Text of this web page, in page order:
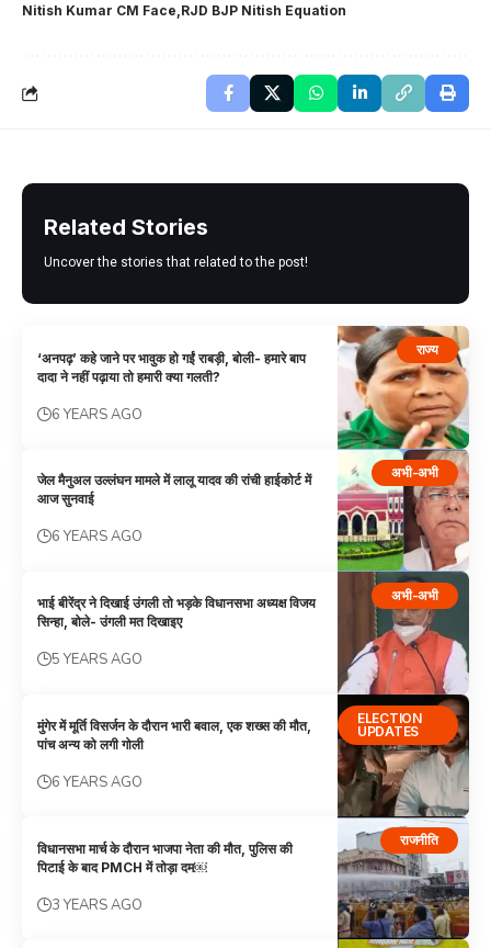
Nitish Kumar CM Face RJD BJP Nitish Equation
Related Stories
Uncover the stories that related to the post!
राज्य
‘अनपढ़’ कहे जाने पर भावुक हो गईं राबड़ी, बोली- हमारे बाप
दादा ने नहीं पढ़ाया तो हमारी क्या गलती?
6 YEARS AGO
अभी-अभी
जेल मैनुअल उल्लंघन मामले में लालू यादव की रांची हाईकोर्ट में
आज सुनवाई
6 YEARS AGO
अभी-अभी
भाई बीरेंद्र ने दिखाई उंगली तो भड़के विधानसभा अध्यक्ष विजय
सिन्हा, बोले- उंगली मत दिखाइए
5 YEARS AGO
ELECTION
UPDATES
मुंगेर में मूर्ति विसर्जन के दौरान भारी बवाल, एक शख्स की मौत,
पांच अन्य को लगी गोली
6 YEARS AGO
राजनीति
विधानसभा मार्च के दौरान भाजपा नेता की मौत, पुलिस की
पिटाई के बाद PMCH में तोड़ा दम￼
3 YEARS AGO